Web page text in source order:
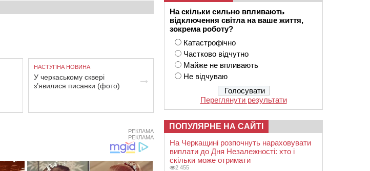
НАСТУПНА НОВИНА
У черкаському сквері
з’явилися писанки (фото)
РЕКЛАМА
РЕКЛАМА
На скільки сильно впливають
відключення світла на ваше життя,
зокрема роботу?
Катастрофічно
Частково відчутно
Майже не впливають
Не відчуваю
Переглянути результати
ПОПУЛЯРНЕ НА САЙТІ
На Черкащині розпочнуть нараховувати
виплати до Дня Незалежності: хто і
скільки може отримати
2 455